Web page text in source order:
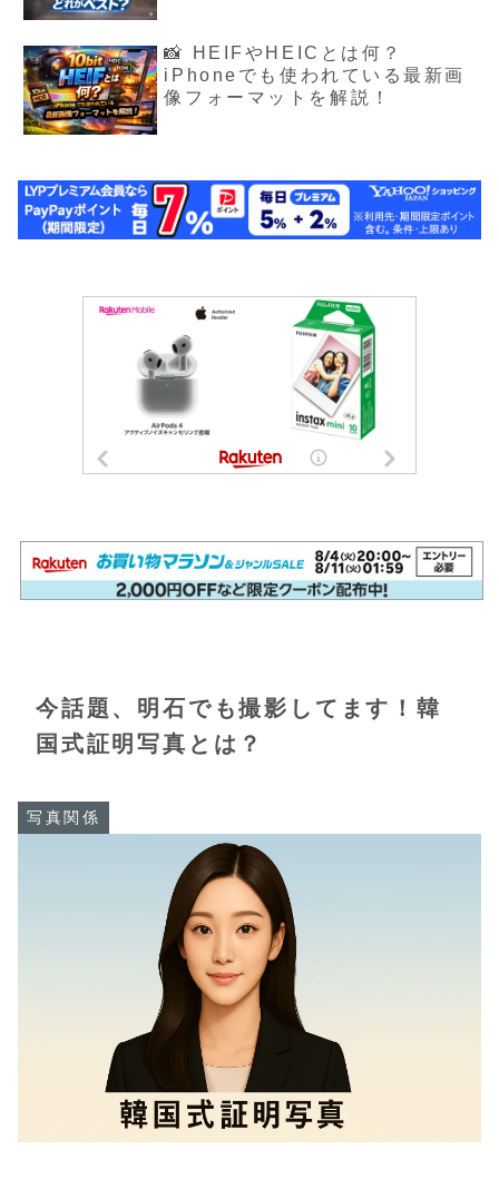
📸 HEIFやHEICとは何？
iPhoneでも使われている最新画
像フォーマットを解説！
今話題、明石でも撮影してます！韓
国式証明写真とは？
写真関係